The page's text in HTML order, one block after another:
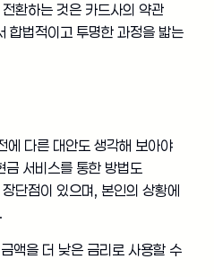
환하는 것은 카드사의 약관
합법적이고 투명한 과정을 밟는
에 다른 대안도 생각해 보아야
금 서비스를 통한 방법도
단점이 있으며, 본인의 상황에
액을 더 낮은 금리로 사용할 수